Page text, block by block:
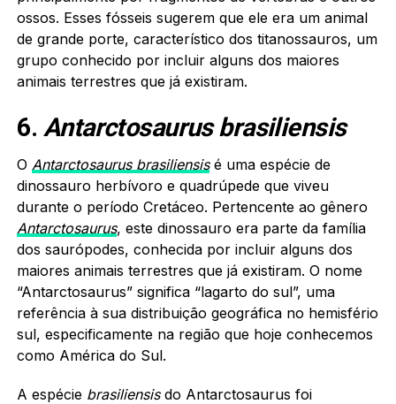
ossos. Esses fósseis sugerem que ele era um animal
de grande porte, característico dos titanossauros, um
grupo conhecido por incluir alguns dos maiores
animais terrestres que já existiram.
6. Antarctosaurus brasiliensis
O Antarctosaurus brasiliensisé uma espécie de
dinossauro herbívoro e quadrúpede que viveu
durante o período Cretáceo. Pertencente ao gênero
Antarctosaurus, este dinossauro era parte da família
dos saurópodes, conhecida por incluir alguns dos
maiores animais terrestres que já existiram. O nome
“Antarctosaurus” significa “lagarto do sul”, uma
referência à sua distribuição geográfica no hemisfério
sul, especificamente na região que hoje conhecemos
como América do Sul.
A espécie brasiliensisdo Antarctosaurus foi